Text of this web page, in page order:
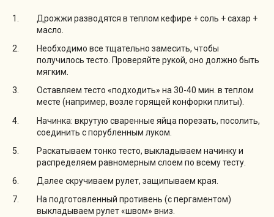
Дрожжи разводятся в теплом кефире + соль + сахар +
масло.
Необходимо все тщательно замесить, чтобы
получилось тесто. Проверяйте рукой, оно должно быть
мягким.
Оставляем тесто «подходить» на 30-40 мин. в теплом
месте (например, возле горящей конфорки плиты).
Начинка: вкрутую сваренные яйца порезать, посолить,
соединить с порубленным луком.
Раскатываем тонко тесто, выкладываем начинку и
распределяем равномерным слоем по всему тесту.
Далее скручиваем рулет, защипываем края.
На подготовленный противень (с пергаментом)
выкладываем рулет «швом» вниз.